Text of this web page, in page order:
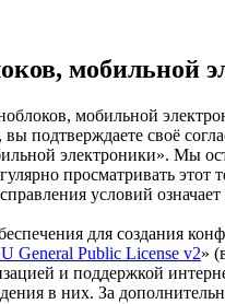
мобильной
мобильной
подтверждаете своё
электроники». Мы
просматривать
условий
для создания
General Public License v2»
и поддержкой
в них. За